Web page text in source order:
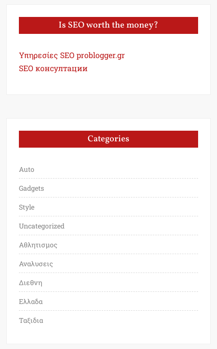
Is SEO worth the money?
Υπηρεσίες SEO problogger.gr
SEO консултации
Categories
Auto
Gadgets
Style
Uncategorized
Αθλητισμος
Αναλυσεις
Διεθνη
Ελλαδα
Ταξιδια